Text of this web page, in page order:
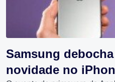
Samsung
novidade no